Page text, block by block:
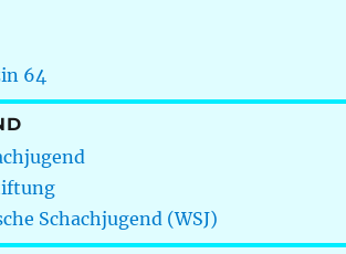
64
Schachjugend (WSJ)